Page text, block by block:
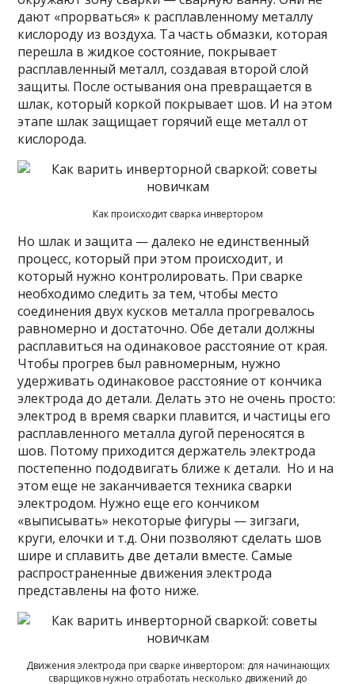
дают «прорваться» к расплавленному металлу
кислороду из воздуха. Та часть обмазки, которая
перешла в жидкое состояние, покрывает
расплавленный металл, создавая второй слой
защиты. После остывания она превращается в
шлак, который коркой покрывает шов. И на этом
этапе шлак защищает горячий еще металл от
кислорода.
Как происходит сварка инвертором
Но шлак и защита — далеко не единственный
процесс, который при этом происходит, и
который нужно контролировать. При сварке
необходимо следить за тем, чтобы место
соединения двух кусков металла прогревалось
равномерно и достаточно. Обе детали должны
расплавиться на одинаковое расстояние от края.
Чтобы прогрев был равномерным, нужно
удерживать одинаковое расстояние от кончика
электрода до детали. Делать это не очень просто:
электрод в время сварки плавится, и частицы его
расплавленного металла дугой переносятся в
шов. Потому приходится держатель электрода
постепенно пододвигать ближе к детали. Но и на
этом еще не заканчивается техника сварки
электродом. Нужно еще его кончиком
«выписывать» некоторые фигуры — зигзаги,
круги, елочки и т.д. Они позволяют сделать шов
шире и сплавить две детали вместе. Самые
распространенные движения электрода
представлены на фото ниже.
Движения электрода при сварке инвертором: для начинающих
сварщиков нужно отработать несколько движений до